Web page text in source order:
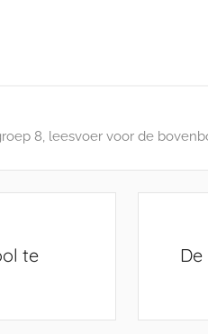
8, leesvoer voor de
te